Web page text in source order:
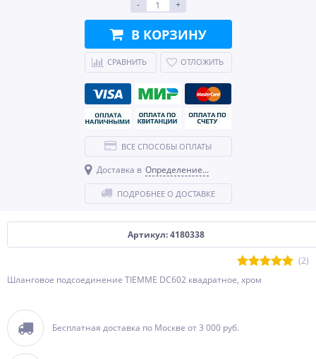
Артикул: 4180338
(2)
Шланговое подсоединение TIEMME DC602 квадратное, хром
Бесплатная доставка по Москве от 3 000 руб.
- +
В КОРЗИНУ
СРАВНИТЬ ОТЛОЖИТЬ
ВСЕ СПОСОБЫ ОПЛАТЫ
Доставка в Определение...
ПОДРОБНЕЕ О ДОСТАВКЕ